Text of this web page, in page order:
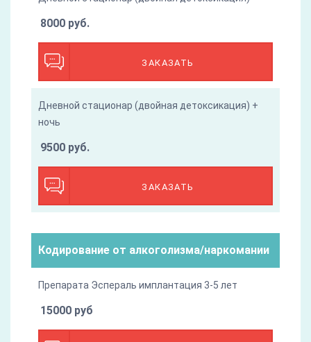
ЗАКАЗАТЬ
8000 руб.
Дневной стационар (двойная детоксикация) +
ночь
ЗАКАЗАТЬ
9500 руб.
Кодирование от алкоголизма/наркомании
Препарата Эспераль имплантация 3-5 лет
15000 руб